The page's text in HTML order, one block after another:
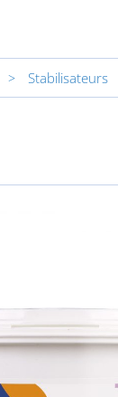
> Stabilisateurs